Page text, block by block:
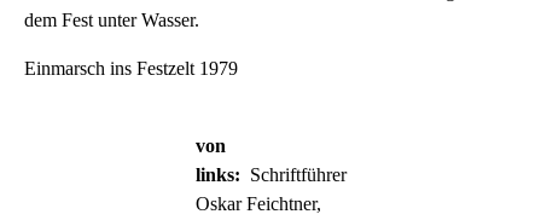
dem Fest unter Wasser.
Einmarsch ins Festzelt 1979
von
links: Schriftführer
Oskar Feichtner,